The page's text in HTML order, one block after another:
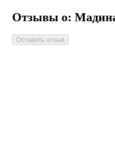
Отзывы о:
Оставить отзыв